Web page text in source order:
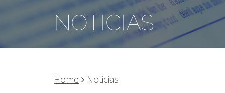
NOTICIAS
Home Noticias